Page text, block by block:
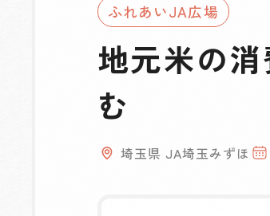
ふれあいJA広場
地元米の
む
埼玉県 JA埼玉みずほ